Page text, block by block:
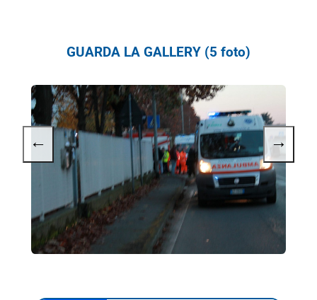
GUARDA LA GALLERY (5 foto)
← →